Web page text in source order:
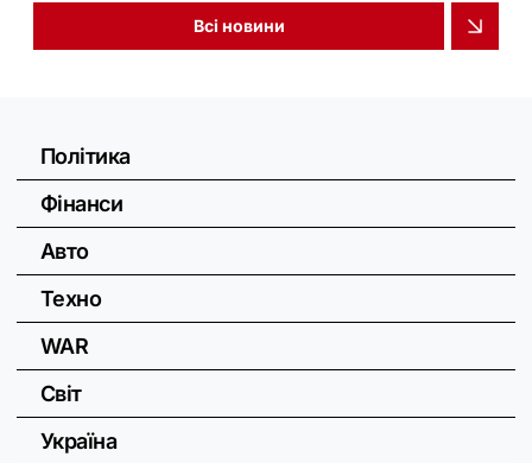
Всі новини
Політика
Фінанси
Авто
Техно
WAR
Світ
Україна